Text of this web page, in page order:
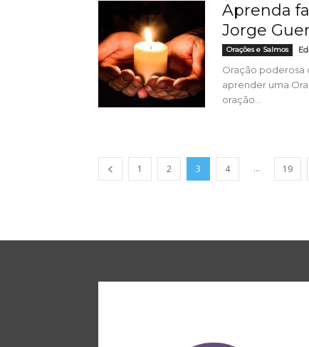
Aprenda
Jorge
Orações e Salmos
Oração poderosa
aprender uma
oração...
1 2 3 4 ... 19